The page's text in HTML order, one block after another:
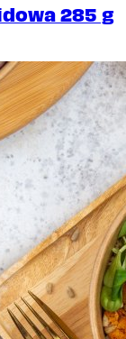
285 g